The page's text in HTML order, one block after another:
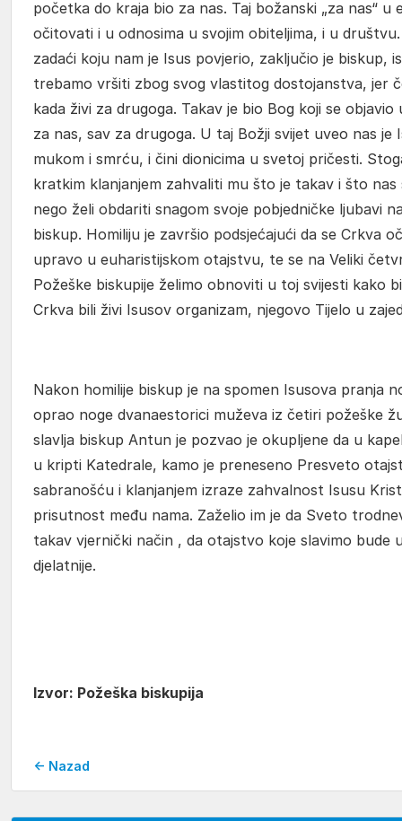
početka do kraja bio za nas. Taj božanski „za nas“ u
očitovati i u odnosima u svojim obiteljima, i u društvu.
zadaći koju nam je Isus povjerio, zaključio je biskup,
trebamo vršiti zbog svog vlastitog dostojanstva, jer
kada živi za drugoga. Takav je bio Bog koji se
za nas, sav za drugoga. U taj Božji svijet uveo nas je
mukom i smrću, i čini dionicima u svetoj pričesti.
kratkim klanjanjem zahvaliti mu što je takav i što nas
nego želi obdariti snagom svoje pobjedničke ljubavi
biskup. Homiliju je završio podsjećajući da se Crkva
upravo u euharistijskom otajstvu, te se na Veliki
Požeške biskupije želimo obnoviti u toj svijesti kako
Crkva bili živi Isusov organizam, njegovo Tijelo u
Nakon homilije biskup je na spomen Isusova pranja
oprao noge dvanaestorici muževa iz četiri požeške
slavlja biskup Antun je pozvao je okupljene da u
u kripti Katedrale, kamo je preneseno Presveto
sabranošću i klanjanjem izraze zahvalnost Isusu
prisutnost među nama. Zaželio im je da Sveto
takav vjernički način , da otajstvo koje slavimo bude
djelatnije.
Izvor: Požeška biskupija
← Nazad